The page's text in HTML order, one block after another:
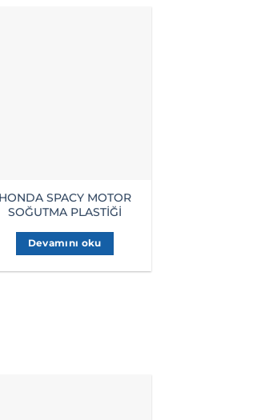
HONDA SPACY MOTOR
SOĞUTMA PLASTİĞİ
Devamını oku